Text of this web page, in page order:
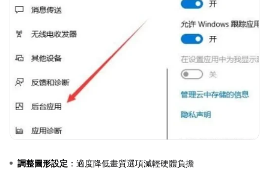
調整圖形設定 ：適度降低畫質選項減輕硬體負擔